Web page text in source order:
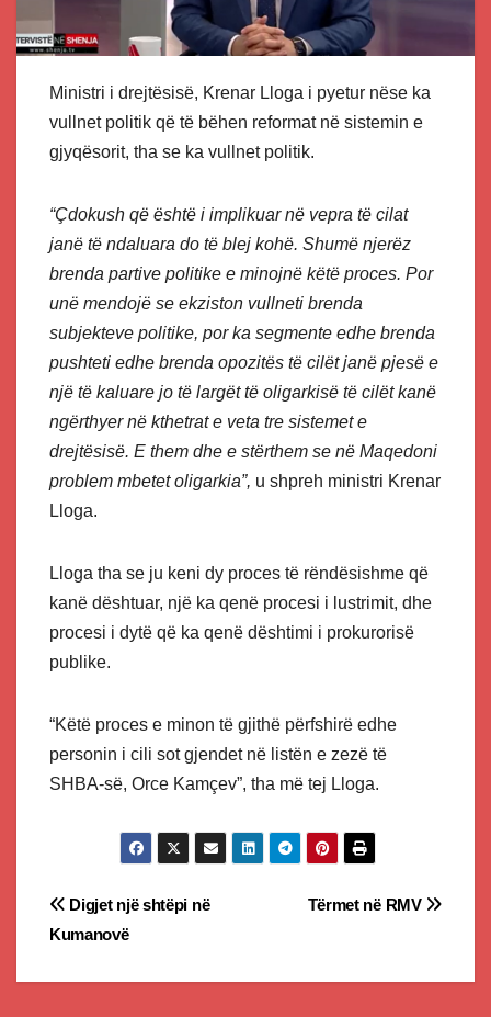
Ministri i drejtësisë, Krenar Lloga i pyetur nëse ka
vullnet politik që të bëhen reformat në sistemin e
gjyqësorit, tha se ka vullnet politik.
“Çdokush që është i implikuar në vepra të cilat
janë të ndaluara do të blej kohë. Shumë njerëz
brenda partive politike e minojnë këtë proces. Por
unë mendojë se ekziston vullneti brenda
subjekteve politike, por ka segmente edhe brenda
pushteti edhe brenda opozitës të cilët janë pjesë e
një të kaluare jo të largët të oligarkisë të cilët kanë
ngërthyer në kthetrat e veta tre sistemet e
drejtësisë. E them dhe e stërthem se në Maqedoni
problem mbetet oligarkia”, u shpreh ministri Krenar
Lloga.
Lloga tha se ju keni dy proces të rëndësishme që
kanë dështuar, një ka qenë procesi i lustrimit, dhe
procesi i dytë që ka qenë dështimi i prokurorisë
publike.
“Këtë proces e minon të gjithë përfshirë edhe
personin i cili sot gjendet në listën e zezë të
SHBA-së, Orce Kamçev”, tha më tej Lloga.
Post
Tërmet në RMV
Digjet një shtëpi në
Kumanovë